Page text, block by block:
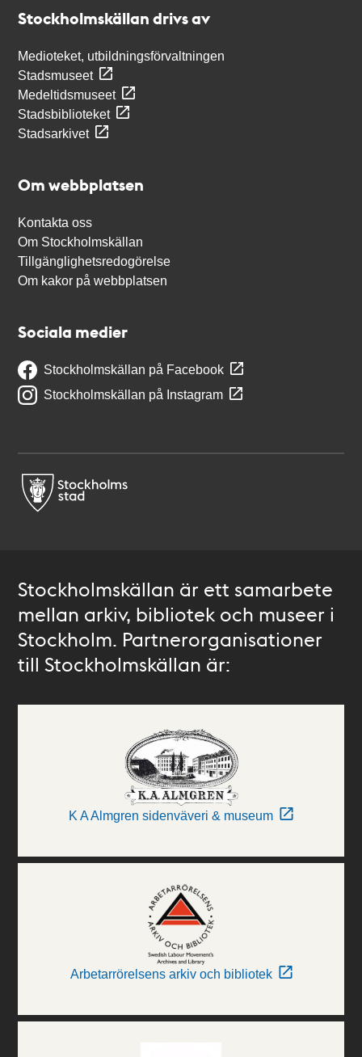
Stockholmskällan drivs av
Medioteket, utbildningsförvaltningen
Stadsmuseet
Medeltidsmuseet
Stadsbiblioteket
Stadsarkivet
Om webbplatsen
Kontakta oss
Om Stockholmskällan
Tillgänglighetsredogörelse
Om kakor på webbplatsen
Sociala medier
Stockholmskällan på Facebook
Stockholmskällan på Instagram
Stockholmskällan är ett samarbete
mellan arkiv, bibliotek och museer i
Stockholm. Partnerorganisationer
till Stockholmskällan är:
K A Almgren sidenväveri & museum
Arbetarrörelsens arkiv och bibliotek